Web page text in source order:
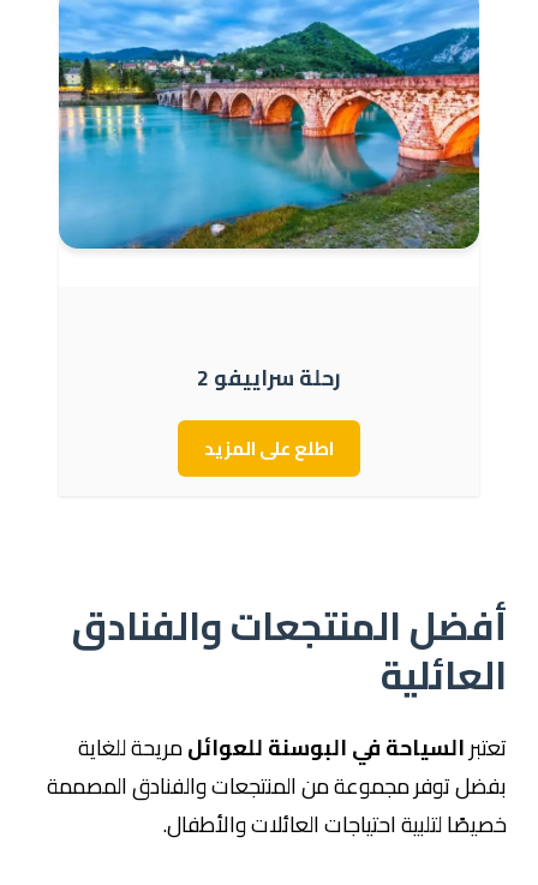
رحلة سراييفو 2
اطلع على المزيد
أفضل المنتجعات والفنادق
العائلية
تعتبرالسياحة في البوسنة للعوائلمريحة للغاية
بفضل توفر مجموعة من المنتجعات والفنادق المصممة
خصيصًا لتلبية احتياجات العائلات والأطفال.